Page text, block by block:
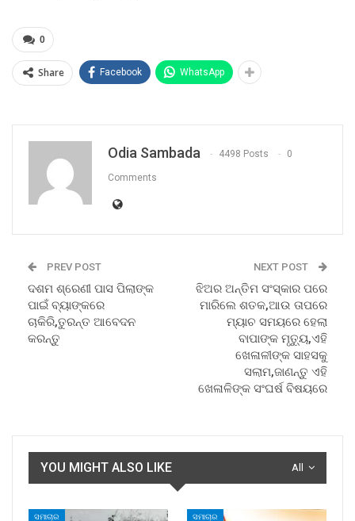
0
Share Facebook WhatsApp
Odia Sambada 4498 Posts 0
Comments
PREV POST
ଦଶମ ଶ୍ରେଣୀ ପାସ ପିଲାଙ୍କ
ପାଇଁ ବ୍ୟାଙ୍କରେ
ଚାକିରି,ତୁରନ୍ତ ଆବେଦନ
କରନ୍ତୁ
NEXT POST
ଝିଅର ଅନ୍ତିମ ସଂସ୍କାର ପରେ
ମାରିଲେ ଶତକ,ଆଉ ତାପରେ
ମ୍ୟାଚ ସମୟରେ ହେଲା
ବାପାଙ୍କ ମୃତ୍ୟୁ,ଏହି
ଖେଳାଳୀଙ୍କ ସାହସକୁ
ସଲାମ,ଜାଣନ୍ତୁ ଏହି
ଖେଳାଳିଙ୍କ ସଂଘର୍ଷ ବିଷୟରେ
All
YOU MIGHT ALSO LIKE
ସମାଚାର ସମାଚାର